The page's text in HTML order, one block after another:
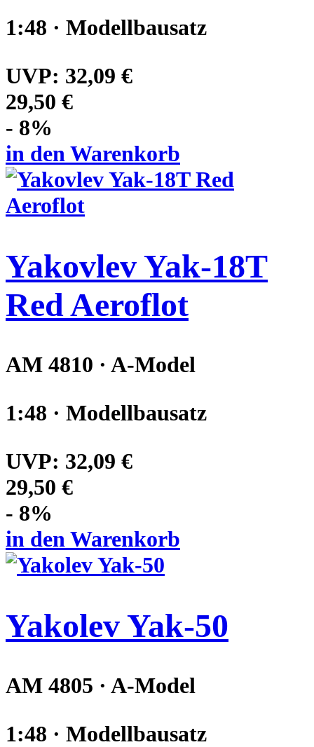
1:48 · Modellbausatz
UVP: 32,09 €
29,50 €
- 8%
in den Warenkorb
Yakovlev Yak-18T
Red Aeroflot
AM 4810 · A-Model
1:48 · Modellbausatz
UVP: 32,09 €
29,50 €
- 8%
in den Warenkorb
Yakolev Yak-50
AM 4805 · A-Model
1:48 · Modellbausatz